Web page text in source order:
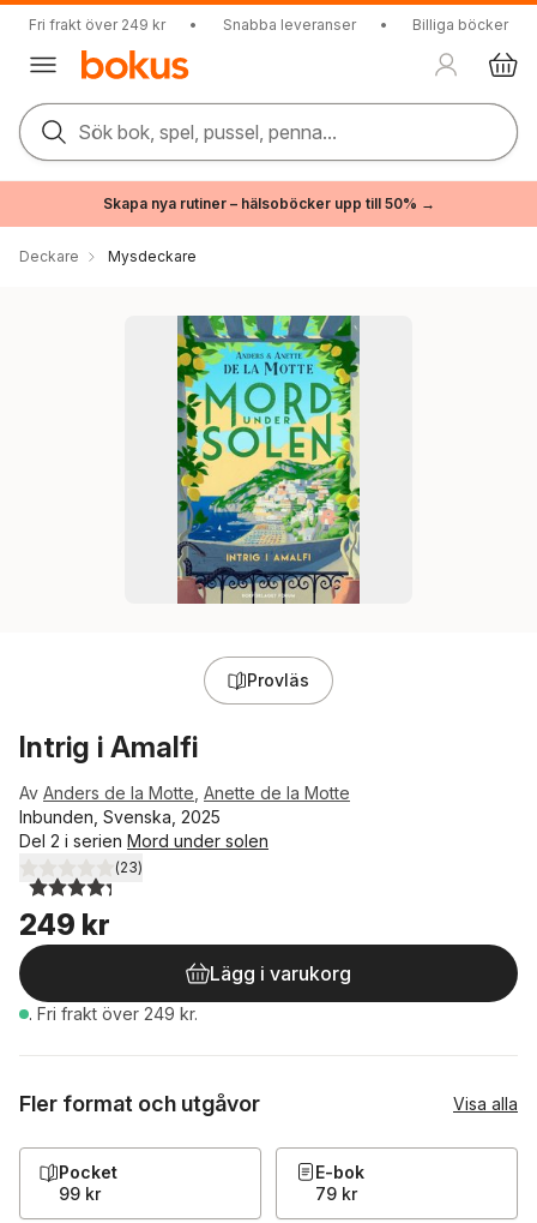
Fri frakt över 249 kr • Snabba leveranser • Billiga böcker
Sök bok, spel, pussel, penna...
Skapa nya rutiner – hälsoböcker upp till 50% →
Deckare Mysdeckare
Provläs
Intrig i Amalfi
Av Anders de la Motte Anette de la Motte
Inbunden, Svenska, 2025
Del 2 i serien Mord under solen
4,3utav 5 stjärnor. Totalt antal röster:
(23)
249 kr
Lägg i varukorg
. Fri frakt över 249 kr.
Fler format och utgåvor Visa alla
Pocket
99 kr
E-bok
79 kr